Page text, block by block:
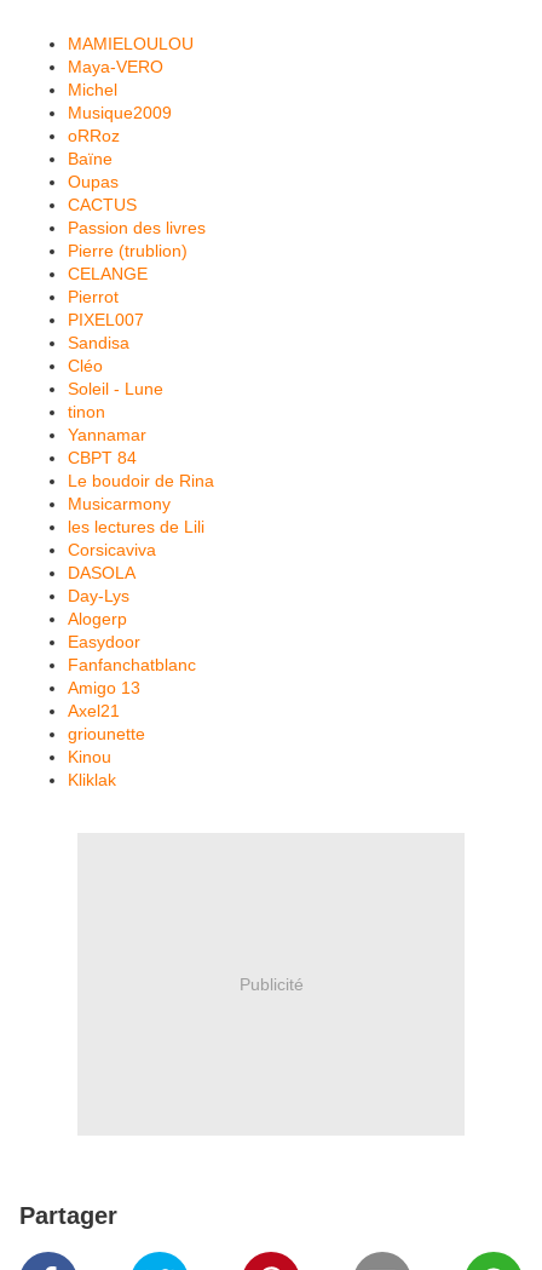
MAMIELOULOU
Maya-VERO
Michel
Musique2009
oRRoz
Baïne
Oupas
CACTUS
Passion des livres
Pierre (trublion)
CELANGE
Pierrot
PIXEL007
Sandisa
Cléo
Soleil - Lune
tinon
Yannamar
CBPT 84
Le boudoir de Rina
Musicarmony
les lectures de Lili
Corsicaviva
DASOLA
Day-Lys
Alogerp
Easydoor
Fanfanchatblanc
Amigo 13
Axel21
griounette
Kinou
Kliklak
Publicité
Partager